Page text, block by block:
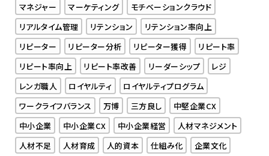
マネジャー
マーケティング
モチベーションクラウド
リアルタイム管理
リテンション
リテンション率向上
リピーター
リピーター分析 リピーター獲得
リピート率
リピート率向上
リピート率改善 リーダーシップ
レジ
レンガ職人
ロイヤルティ
ロイヤルティプログラム
ワークライフバランス
万博 三方良し
中堅企業CX
中小企業
中小企業CX 中小企業経営
人材マネジメント
人材不足
人材育成 人的資本 仕組み化
企業文化